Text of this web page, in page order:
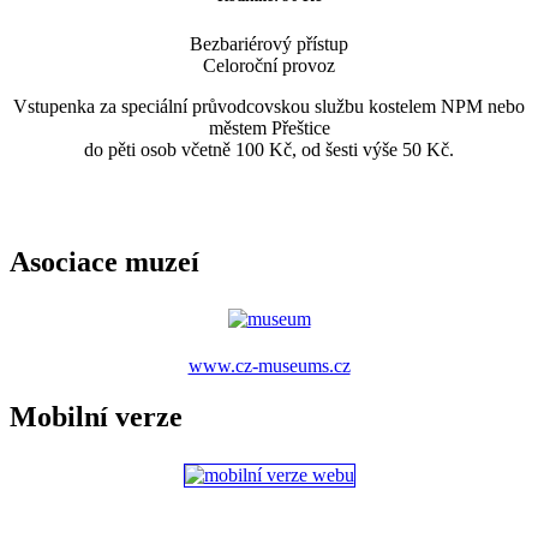
Bezbariérový přístup
Celoroční provoz
Vstupenka za speciální průvodcovskou službu kostelem NPM nebo
městem Přeštice
do pěti osob včetně 100 Kč, od šesti výše 50 Kč.
Asociace muzeí
www.cz-museums.cz
Mobilní verze